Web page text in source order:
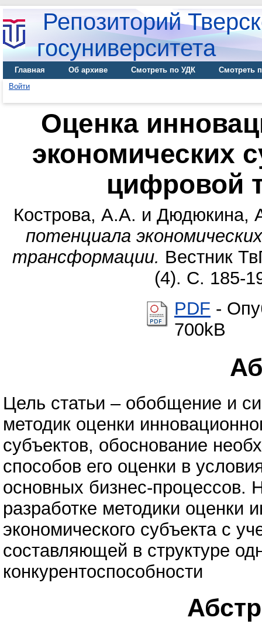
Репозиторий
госуниверситета
Главная Об архиве Смотреть по УДК
Смотреть
Войти
Оценка
экономических
цифровой
Кострова, А.А. и Дюдюкина,
потенциала
трансформации. Вестник
(4). С. 185-
PDF -
700kB
Цель статьи – обобщение и
методик оценки
субъектов, обоснование
способов его оценки в
основных бизнес-процессов.
разработке методики оценки
экономического субъекта с
составляющей в структуре
конкурентоспособности